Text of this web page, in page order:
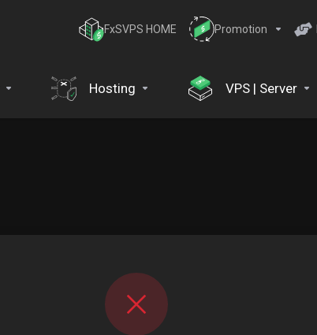
FxSVPS HOME Promotion
Hosting VPS | Server